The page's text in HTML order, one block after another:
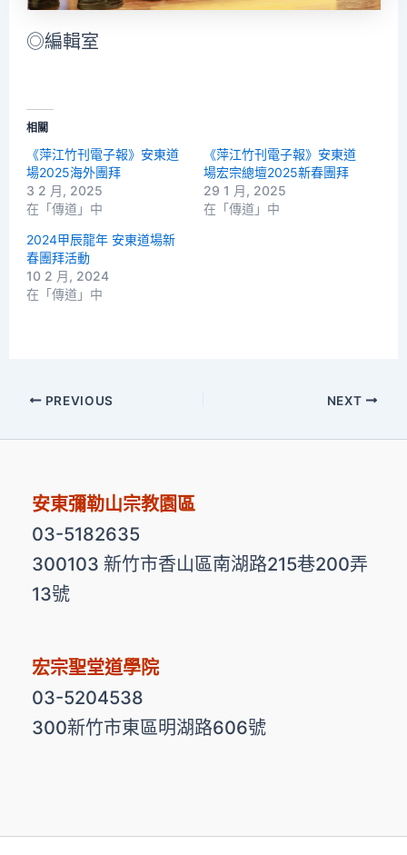
◎編輯室
相關
《萍江竹刊電子報》安東道
場2025海外團拜
3 2 月, 2025
在「傳道」中
《萍江竹刊電子報》安東道
場宏宗總壇2025新春團拜
29 1 月, 2025
在「傳道」中
2024甲辰龍年 安東道場新
春團拜活動
10 2 月, 2024
在「傳道」中
PREVIOUS NEXT
安東彌勒山宗教園區
03-5182635
300103 新竹市香山區南湖路215巷200弄
13號
宏宗聖堂道學院
03-5204538
300新竹市東區明湖路606號